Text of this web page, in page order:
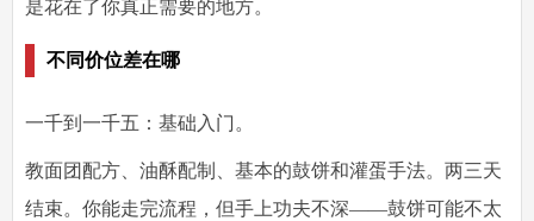
是花在了你真正需要的地方。
不同价位差在哪
一千到一千五：基础入门。
教面团配方、油酥配制、基本的鼓饼和灌蛋手法。两三天
结束。你能走完流程，但手上功夫不深——鼓饼可能不太